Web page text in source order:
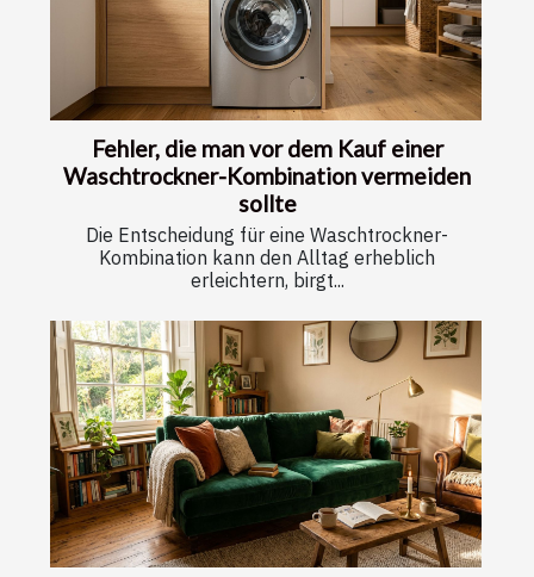
Fehler, die man vor dem Kauf einer
Waschtrockner-Kombination vermeiden
sollte
Die Entscheidung für eine Waschtrockner-
Kombination kann den Alltag erheblich
erleichtern, birgt...